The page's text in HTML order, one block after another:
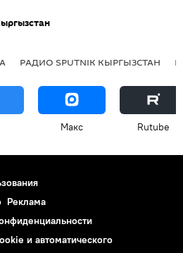
РАДИО SPUTNIK КЫРГЫЗСТАН
Макс Rutube
Реклама
и автоматического